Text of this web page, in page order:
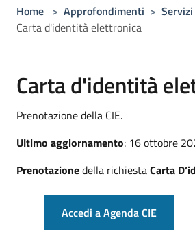
Home > Approfondimenti >
Carta d'identità elettronica
Carta d'identità
Prenotazione della CIE.
Ultimo aggiornamento: 16 ottobre
Prenotazionedella richiestaCarta
Accedi a Agenda CIE